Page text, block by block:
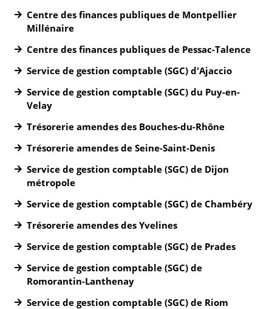
Centre des finances publiques de Montpellier
Millénaire
Centre des finances publiques de Pessac-Talence
Service de gestion comptable (SGC) d'Ajaccio
Service de gestion comptable (SGC) du Puy-en-
Velay
Trésorerie amendes des Bouches-du-Rhône
Trésorerie amendes de Seine-Saint-Denis
Service de gestion comptable (SGC) de Dijon
métropole
Service de gestion comptable (SGC) de Chambéry
Trésorerie amendes des Yvelines
Service de gestion comptable (SGC) de Prades
Service de gestion comptable (SGC) de
Romorantin-Lanthenay
Service de gestion comptable (SGC) de Riom